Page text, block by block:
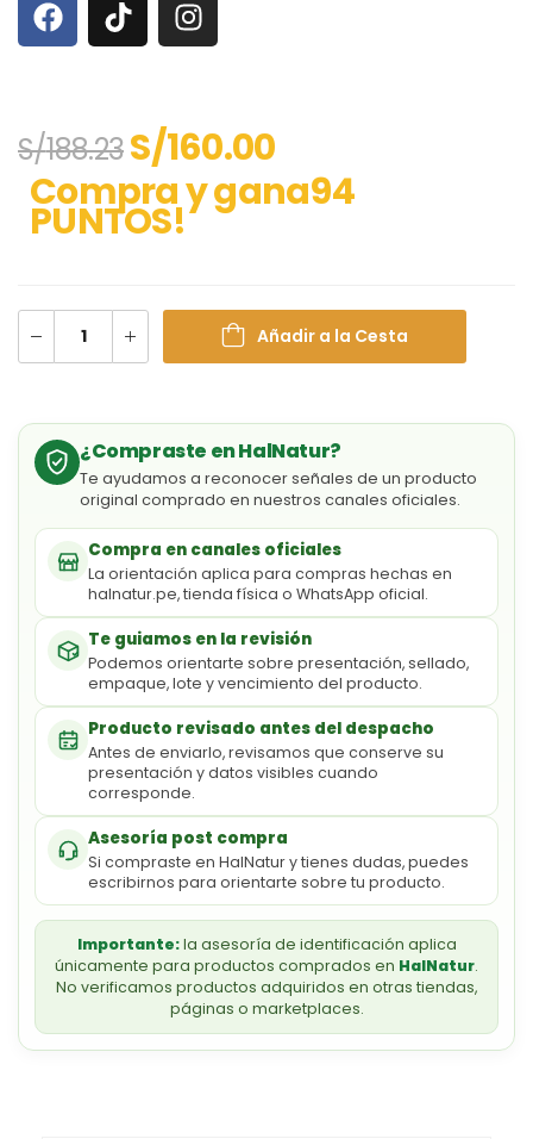
S/188.23S/160.00
Compra y gana94
PUNTOS!
Añadir a la Cesta
¿Compraste en HalNatur?
Te ayudamos a reconocer señales de un producto
original comprado en nuestros canales oficiales.
Compra en canales oficiales
La orientación aplica para compras hechas en
halnatur.pe, tienda física o WhatsApp oficial.
Te guiamos en la revisión
Podemos orientarte sobre presentación, sellado,
empaque, lote y vencimiento del producto.
Producto revisado antes del despacho
Antes de enviarlo, revisamos que conserve su
presentación y datos visibles cuando
corresponde.
Asesoría post compra
Si compraste en HalNatur y tienes dudas, puedes
escribirnos para orientarte sobre tu producto.
Importante:la asesoría de identificación aplica
únicamente para productos comprados en HalNatur.
No verificamos productos adquiridos en otras tiendas,
páginas o marketplaces.